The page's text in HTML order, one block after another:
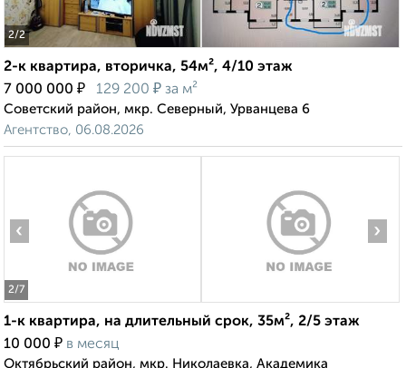
2/2
2-к квартира, вторичка, 54м², 4/10 этаж
7 000 000 ₽ 129 200 ₽ за м²
Советский район, мкр. Северный, Урванцева 6
Агентство, 06.08.2026
2/7
‹ ›
1-к квартира, на длительный срок, 35м², 2/5 этаж
10 000 ₽ в месяц
Октябрьский район, мкр. Николаевка, Академика